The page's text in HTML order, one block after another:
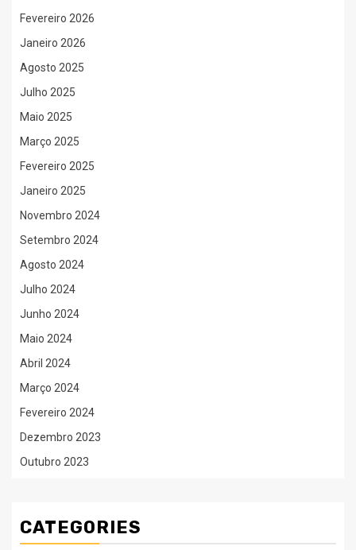
Fevereiro 2026
Janeiro 2026
Agosto 2025
Julho 2025
Maio 2025
Março 2025
Fevereiro 2025
Janeiro 2025
Novembro 2024
Setembro 2024
Agosto 2024
Julho 2024
Junho 2024
Maio 2024
Abril 2024
Março 2024
Fevereiro 2024
Dezembro 2023
Outubro 2023
CATEGORIES